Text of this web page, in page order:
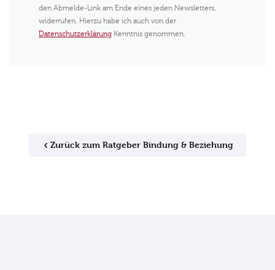
den Abmelde-Link am Ende eines jeden Newsletters,
widerrufen. Hierzu habe ich auch von der
Datenschutzerklärung Kenntnis genommen.
Zurück zum Ratgeber Bindung & Beziehung